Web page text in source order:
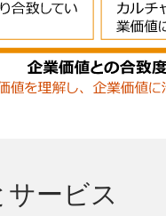
ービス